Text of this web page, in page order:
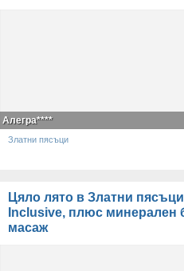
Алегра****
Златни пясъци
Цяло лято в Златни
Inclusive, плюс минерален
масаж